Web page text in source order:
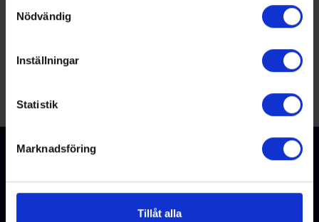
som kan ha en noggrannhet på upp till flera meter
Ta reda på mer om hur dina personliga uppgifter
Du kan ändra eller dra tillbaka ditt samtycke när som
Vi använder enhetsidentifierare för att anpassa innehållet
för sociala medier och analysera vår trafik. Vi
vidarebefordrar även sådana identifierare och annan
Nödvändig
Inställningar
Statistik
Marknadsföring
Tillåt alla